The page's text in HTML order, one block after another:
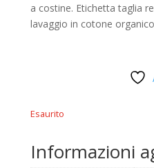
a costine. Etichetta taglia
lavaggio in cotone
Esaurito
Informazioni